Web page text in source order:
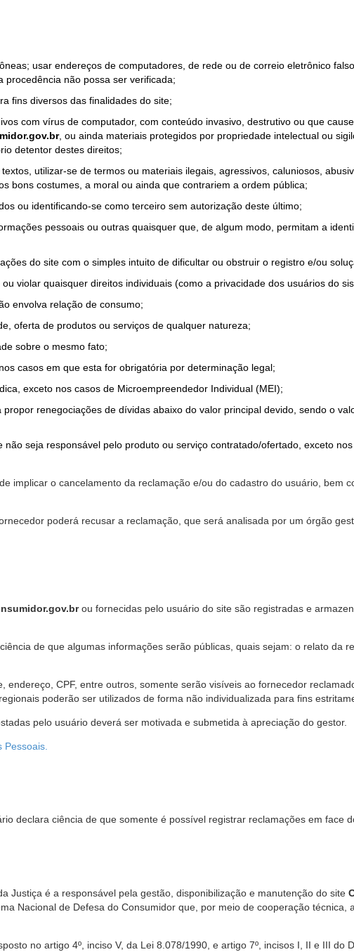
usar endereços de computadores, de rede ou de correio eletrônico
procedência não possa ser verificada;
fins diversos das finalidades do site;
com vírus de computador, com conteúdo invasivo, destrutivo ou que
, ou ainda materiais protegidos por propriedade intelectual ou
detentor destes direitos;
utilizar-se de termos ou materiais ilegais, agressivos, caluniosos,
bons costumes, a moral ou ainda que contrariem a ordem pública;
ou identificando-se como terceiro sem autorização deste último;
pessoais ou outras quaisquer que, de algum modo, permitam a
do site com o simples intuito de dificultar ou obstruir o registro e/ou
violar quaisquer direitos individuais (como a privacidade dos usuários do
envolva relação de consumo;
oferta de produtos ou serviços de qualquer natureza;
sobre o mesmo fato;
casos em que esta for obrigatória por determinação legal;
exceto nos casos de Microempreendedor Individual (MEI);
renegociações de dívidas abaixo do valor principal devido, sendo o
seja responsável pelo produto ou serviço contratado/ofertado, exceto
implicar o cancelamento da reclamação e/ou do cadastro do usuário, bem
poderá recusar a reclamação, que será analisada por um órgão
ou fornecidas pelo usuário do site são registradas e
de que algumas informações serão públicas, quais sejam: o relato da
endereço, CPF, entre outros, somente serão visíveis ao fornecedor
poderão ser utilizados de forma não individualizada para fins
pelo usuário deverá ser motivada e submetida à apreciação do gestor.
Pessoais.
declara ciência de que somente é possível registrar reclamações em face
Justiça é a responsável pela gestão, disponibilização e manutenção do site
Nacional de Defesa do Consumidor que, por meio de cooperação técnica,
no artigo 4º, inciso V, da Lei 8.078/1990, e artigo 7º, incisos I, II e III do